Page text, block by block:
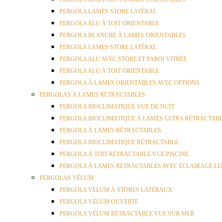
PERGOLA LAMES STORE LATÉRAL
PERGOLA ALU À TOIT ORIENTABLE
PERGOLA BLANCHE À LAMES ORIENTABLES
PERGOLA LAMES STORE LATÉRAL
PERGOLA ALU AVEC STORE ET PAROI VITRÉE
PERGOLA ALU À TOIT ORIENTABLE
PERGOLA À LAMES ORIENTABLES AVEC OPTIONS
PERGOLAS À LAMES RÉTRACTABLES
PERGOLA BIOCLIMATIQUE VUE DE NUIT
PERGOLA BIOCLIMATIQUE À LAMES ULTRA
PERGOLA À LAMES RÉTRACTABLES
PERGOLA BIOCLIMATIQUE RÉTRACTABLE
PERGOLA À TOIT RÉTRACTABLE VUE PISCINE
PERGOLA À LAMES RÉTRACTABLES AVEC ÉCLAIRAGE
PERGOLAS VÉLUM
PERGOLA VÉLUM À STORES LATÉRAUX
PERGOLA VÉLUM OUVERTE
PERGOLA VÉLUM RÉTRACTABLE VUE SUR MER